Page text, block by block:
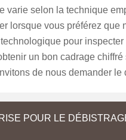
varie selon la technique
lorsque vous préférez que
pour
un bon cadrage
de nous demander le
POUR LE